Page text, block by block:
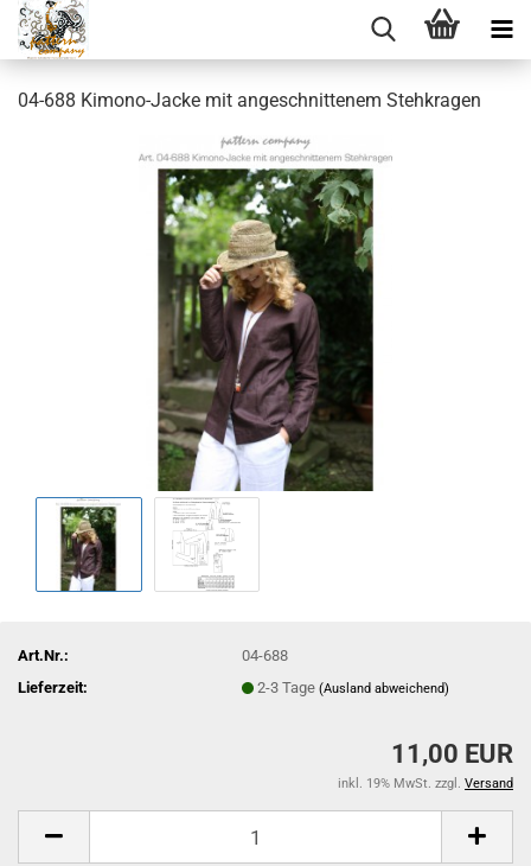
04-688 Kimono-Jacke mit angeschnittenem Stehkragen
Art.Nr.:
04-688
Lieferzeit:
2-3 Tage(Ausland abweichend)
11,00 EUR
inkl. 19% MwSt. zzgl. Versand